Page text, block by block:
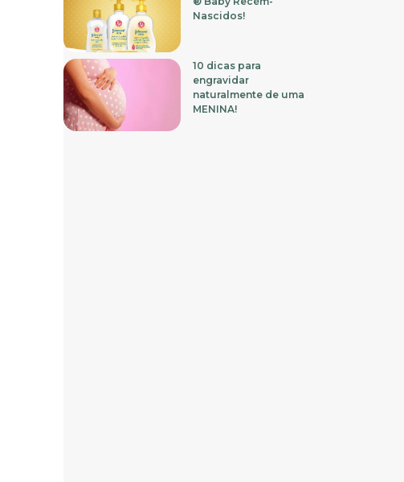
Nascidos!
10 dicas para
engravidar
naturalmente de uma
MENINA!